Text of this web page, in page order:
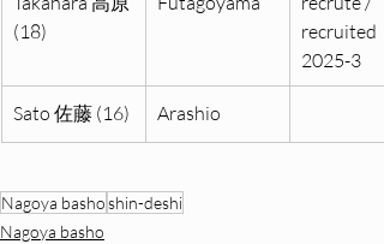
(18)
recruited
2025-3
Sato 佐藤 (16) Arashio
Nagoya bashoshin-deshi
Nagoya basho